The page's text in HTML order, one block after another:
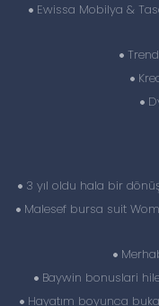
Ewissa Mobilya &
3 yıl oldu hala bir
Malesef bursa suit
Baywin bonuslari
Hayatım boyunca